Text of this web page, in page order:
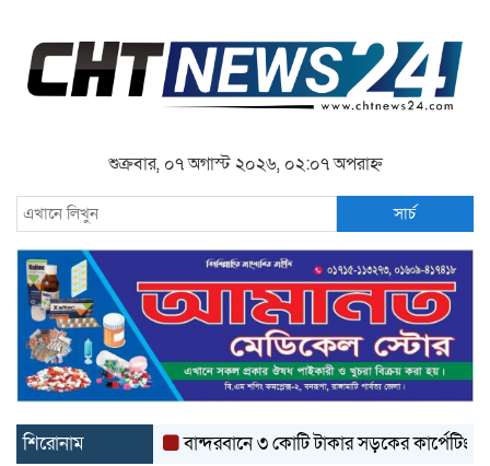
শুক্রবার, ০৭ অগাস্ট ২০২৬, ০২:০৭ অপরাহ্ন
সার্চ
শিরোনাম বান্দরবানে ৩ কোটি টাকার সড়কের কার্পেটিং উঠে